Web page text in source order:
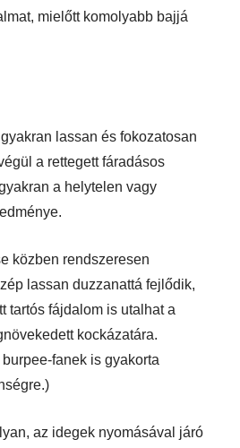
mielőtt komolyabb bajjá
lassan és fokozatosan
a rettegett fáradásos
a helytelen vagy
közben rendszeresen
lassan duzzanattá fejlődik,
tartós fájdalom is utalhat a
kockázatára.
fanek is gyakorta
az idegek nyomásával járó